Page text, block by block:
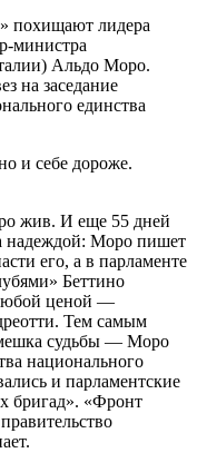
похищают лидера
министра
Альдо Моро.
на заседание
единства
и себе дороже.
жив. И еще 55 дней
надеждой: Моро пишет
его, а в парламенте
Беттино
ценой —
Тем самым
судьбы — Моро
национального
и парламентские
бригад». «Фронт